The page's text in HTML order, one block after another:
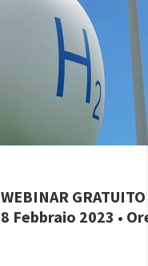
WEBINAR GRATUITO
8 Febbraio 2023 •